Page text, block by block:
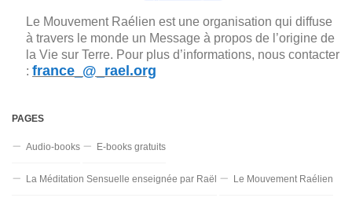
Le Mouvement Raélien est une organisation qui diffuse
à travers le monde un Message à propos de l’origine de
la Vie sur Terre. Pour plus d’informations, nous contacter
: france_@_rael.org
PAGES
Audio-books E-books gratuits
La Méditation Sensuelle enseignée par Raël Le Mouvement Raélien